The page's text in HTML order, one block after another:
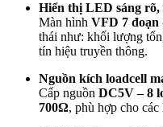
Hiển thị LED sáng rõ,
Màn hình VFD 7 đoạn
thái như: khối lượng
tín hiệu truyền thông.
Nguồn kích loadcell
Cấp nguồn DC5V – 8
700Ω, phù hợp cho